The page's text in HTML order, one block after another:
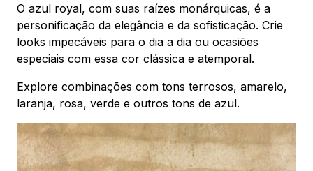
O azul royal, com suas raízes monárquicas, é a
personificação da elegância e da sofisticação. Crie
looks impecáveis para o dia a dia ou ocasiões
especiais com essa cor clássica e atemporal.
Explore combinações com tons terrosos, amarelo,
laranja, rosa, verde e outros tons de azul.